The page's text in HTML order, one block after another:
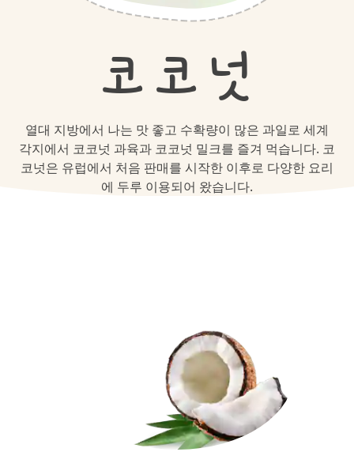
코코넛
열대 지방에서 나는 맛 좋고 수확량이 많은 과일로 세계
각지에서 코코넛 과육과 코코넛 밀크를 즐겨 먹습니다. 코
코넛은 유럽에서 처음 판매를 시작한 이후로 다양한 요리
에 두루 이용되어 왔습니다.